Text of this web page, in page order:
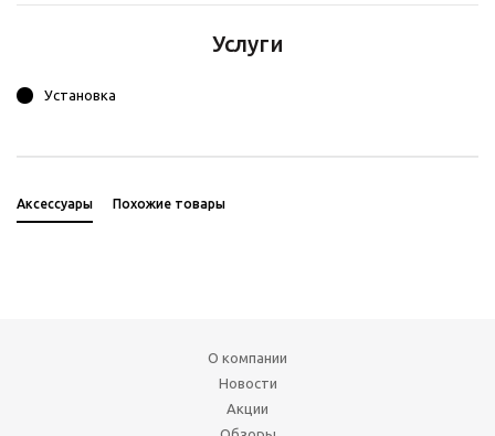
Услуги
Установка
Аксессуары Похожие товары
О компании
Новости
Акции